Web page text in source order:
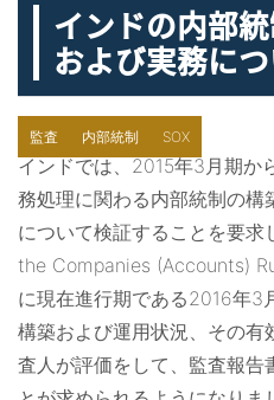
インドの内部
および実務に
監査 内部統制 SOX
インドでは、2015年3月期か
務処理に関わる内部統制の構
について検証することを要
the Companies (Accounts)
に現在進行期である2016年3
構築および運用状況、その有
査人が評価をして、監査報告